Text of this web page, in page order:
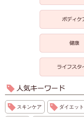
スキンケア ダイエット